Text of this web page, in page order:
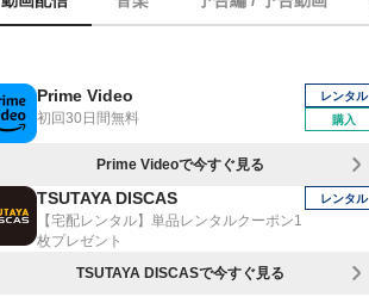
Prime Video
初回30日間無料
レンタル
購入
Prime Videoで今すぐ見る
TSUTAYA DISCAS
【宅配レンタル】単品レンタルクーポン1
枚プレゼント
レンタル
TSUTAYA DISCASで今すぐ見る